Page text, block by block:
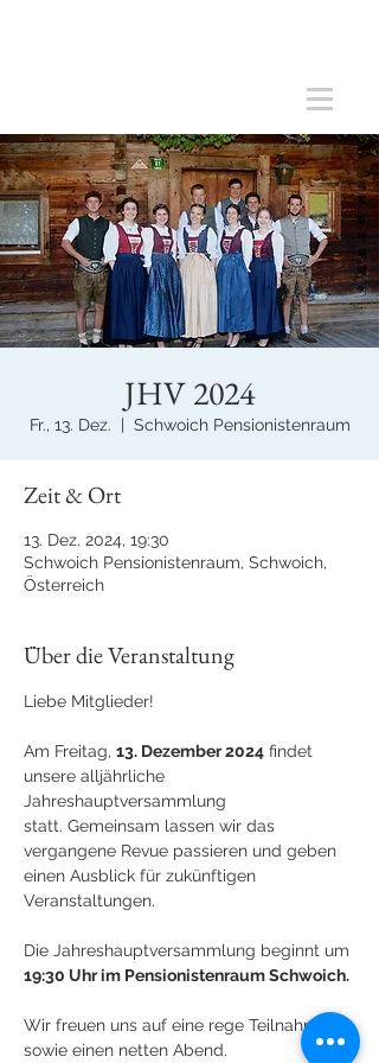
JHV 2024
Fr., 13. Dez.
  |
Schwoich Pensionistenraum
Zeit & Ort
13. Dez. 2024, 19:30
Schwoich Pensionistenraum, Schwoich,
Österreich
Über die Veranstaltung
Liebe Mitglieder!
Am Freitag, 13. Dezember 2024 findet
unsere alljährliche
Jahreshauptversammlung
statt. Gemeinsam lassen wir das
vergangene Revue passieren und geben
einen Ausblick für zukünftigen
Veranstaltungen.
Die Jahreshauptversammlung beginnt um
19:30 Uhr im Pensionistenraum Schwoich.
Wir freuen uns auf eine rege Teilnahme
sowie einen netten Abend.